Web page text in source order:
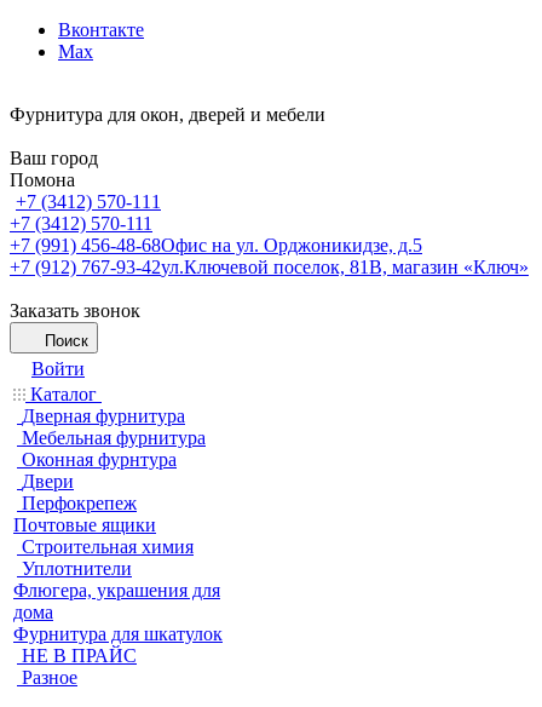
Вконтакте
Max
Фурнитура для окон, дверей и мебели
Ваш город
Помона
+7 (3412) 570-111
+7 (3412) 570-111
+7 (991) 456-48-68Офис на ул. Орджоникидзе, д.5
+7 (912) 767-93-42ул.Ключевой поселок, 81В, магазин «Ключ»
Заказать звонок
Поиск
Войти
Каталог
Дверная фурнитура
Мебельная фурнитура
Оконная фурнтура
Двери
Перфокрепеж
Почтовые ящики
Строительная химия
Уплотнители
Флюгера, украшения для
дома
Фурнитура для шкатулок
НЕ В ПРАЙС
Разное